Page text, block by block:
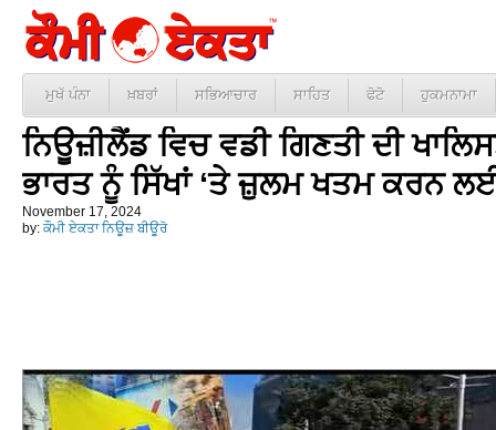
ਮੁਖੱ ਪੰਨਾ ਖ਼ਬਰਾਂ ਸਭਿਆਚਾਰ ਸਾਹਿਤ ਫੋਟੋ ਹੁਕਮਨਾਮਾ
ਨਿਊਜ਼ੀਲੈਂਡ ਵਿਚ ਵਡੀ ਗਿਣਤੀ ਦੀ
ਭਾਰਤ ਨੂੰ ਸਿੱਖਾਂ ‘ਤੇ ਜ਼ੁਲਮ ਖਤਮ ਕਰਨ
November 17, 2024
by: ਕੌਮੀ ਏਕਤਾ ਨਿਊਜ਼ ਬੀਊਰੋ